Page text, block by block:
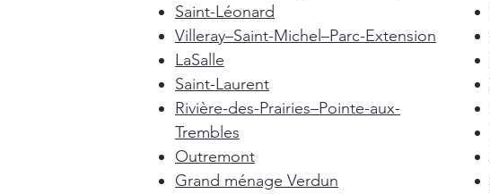
Saint-Léonard
Villeray–Saint-Michel–Parc-Extension
LaSalle
Saint-Laurent
Rivière-des-Prairies–Pointe-aux-
Trembles
Outremont
Grand ménage Verdun